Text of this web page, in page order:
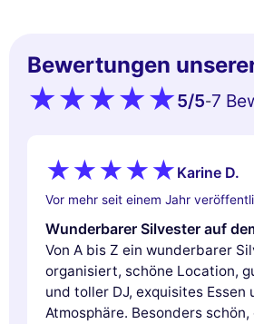
Bewertungen
5/5-7
Karine D.
Vor mehr seit einem Jahr
Wunderbarer Silvester auf
Von A bis Z ein wunderbarer
organisiert, schöne Location,
und toller DJ, exquisites Essen
Atmosphäre. Besonders